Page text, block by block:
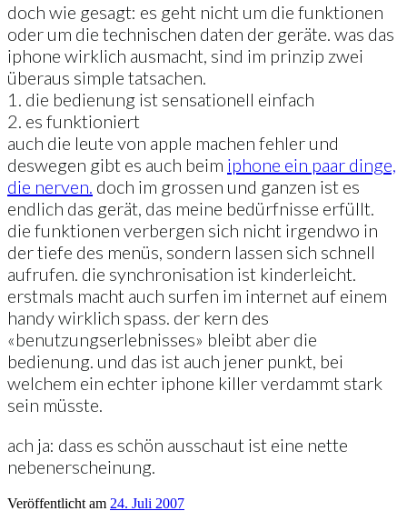
doch wie gesagt: es geht nicht um die funktionen
oder um die technischen daten der geräte. was das
iphone wirklich ausmacht, sind im prinzip zwei
überaus simple tatsachen.
1. die bedienung ist sensationell einfach
2. es funktioniert
auch die leute von apple machen fehler und
deswegen gibt es auch beim iphone ein paar dinge,
die nerven. doch im grossen und ganzen ist es
endlich das gerät, das meine bedürfnisse erfüllt.
die funktionen verbergen sich nicht irgendwo in
der tiefe des menüs, sondern lassen sich schnell
aufrufen. die synchronisation ist kinderleicht.
erstmals macht auch surfen im internet auf einem
handy wirklich spass. der kern des
«benutzungserlebnisses» bleibt aber die
bedienung. und das ist auch jener punkt, bei
welchem ein echter iphone killer verdammt stark
sein müsste.
ach ja: dass es schön ausschaut ist eine nette
nebenerscheinung.
Veröffentlicht am 24. Juli 2007